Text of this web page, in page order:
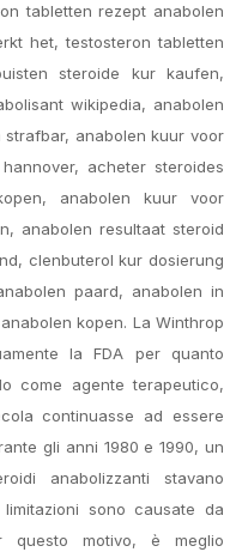
tabletten rezept anabolen
het, testosteron tabletten
steroide kur kaufen,
wikipedia, anabolen
anabolen kuur voor
acheter steroides
anabolen kuur voor
anabolen resultaat steroid
clenbuterol kur dosierung
paard, anabolen in
kopen. La Winthrop
la FDA per quanto
come agente terapeutico,
continuasse ad essere
gli anni 1980 e 1990, un
anabolizzanti stavano
sono causate da
questo motivo, è meglio